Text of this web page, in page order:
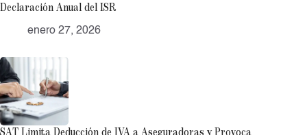
Declaración Anual del ISR
enero 27, 2026
SAT Limita Deducción de IVA a Aseguradoras y Provoca